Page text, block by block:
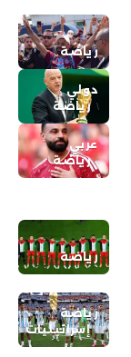
رياضة
دولي
رياضة
عربي
رياضة
رياضة
رياضة
إسرائيليات